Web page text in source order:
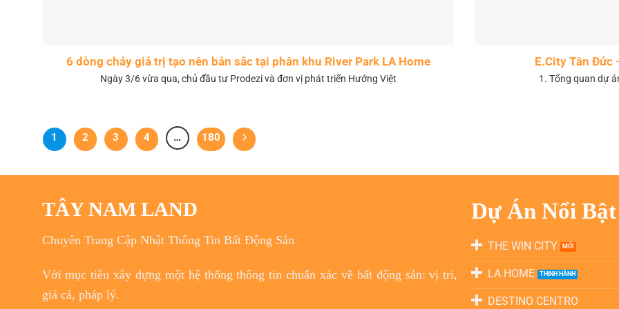
6 dòng chảy giá trị tạo nên bản sắc tại phân khu River Park LA Home
Ngày 3/6 vừa qua, chủ đầu tư Prodezi và đơn vị phát triển Hướng Việt
E.City Tân Đức
1. Tổng quan dự
1 2 3 4 … 180
TÂY NAM LAND
Chuyên Trang Cập Nhật Thông Tin Bất Động Sản
Vớimục tiêu xây dựng một hệ thống thông tin chuẩn xác về bất động sản: vị trí,
giá cả, pháp lý.
Dự Án Nổi Bật
THE WIN CITY
LA HOME
DESTINO CENTRO